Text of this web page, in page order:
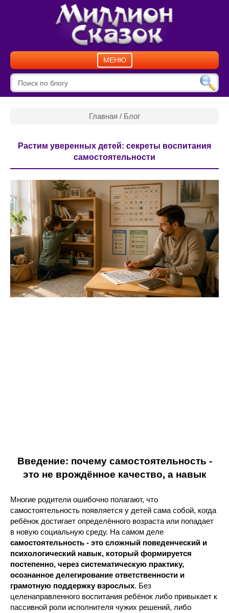
МЕНЮ
Главная / Блог
Растим уверенных детей: секреты воспитания
самостоятельности
Введение: почему самостоятельность -
это не врождённое качество, а навык
Многие родители ошибочно полагают, что
самостоятельность появляется у детей сама собой, когда
ребёнок достигает определённого возраста или попадает
в новую социальную среду. На самом деле
самостоятельность - это сложный поведенческий и
психологический навык, который формируется
постепенно, через систематическую практику,
осознанное делегирование ответственности и
грамотную поддержку взрослых. Без
целенаправленного воспитания ребёнок либо привыкает к
пассивной роли исполнителя чужих решений, либо